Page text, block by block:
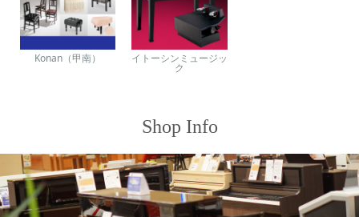
Konan（甲南） イトーシンミュージッ
ク
Shop Info